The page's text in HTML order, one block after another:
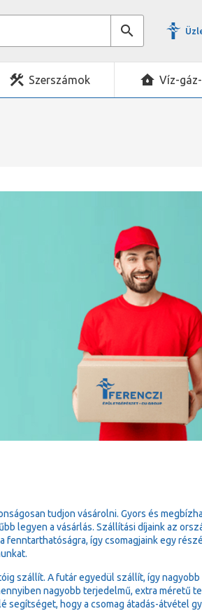
Szerszámok Víz-
tudjon vásárolni. Gyors és
legyen a vásárlás. Szállítási díjaink az
fenntarthatóságra, így csomagjaink egy
szállít. A futár egyedül szállít, így
nagyobb terjedelmű, extra méretű
segítséget, hogy a csomag átadás-átvétel